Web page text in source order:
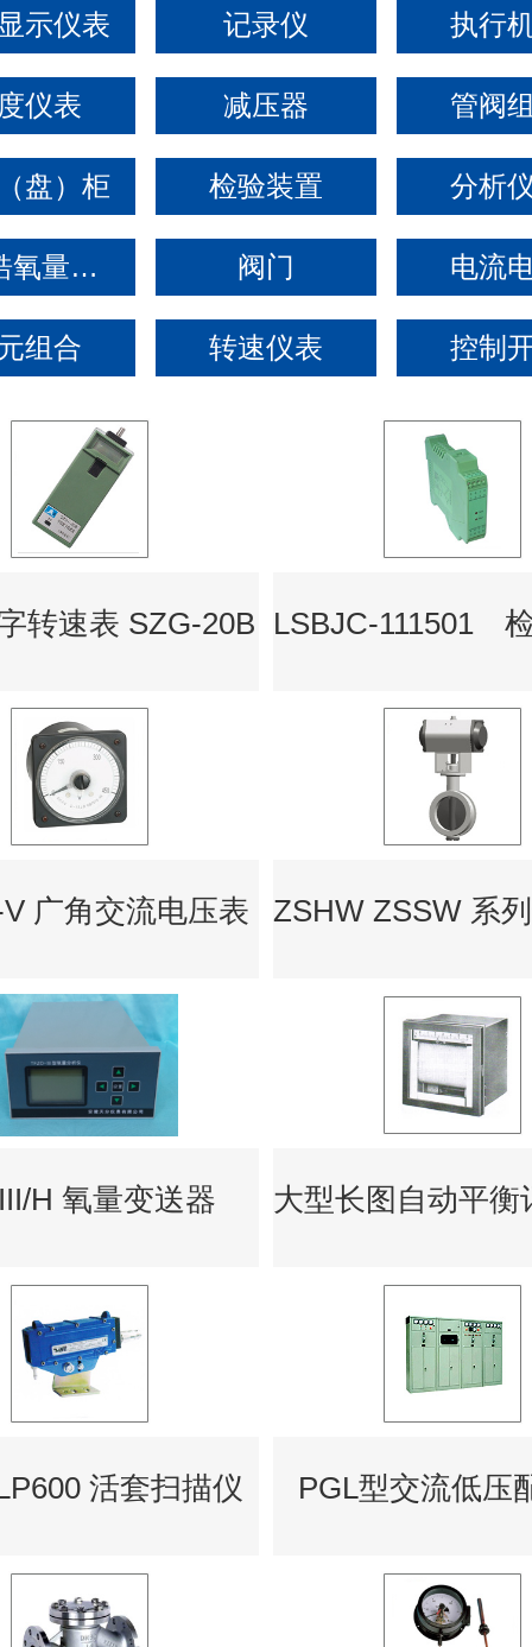
示仪表 记录仪 执行
仪表 减压器 管阀
盘）柜 检验装置 分析
氧化锆氧量分析仪 阀门 电流
组合 转速仪表 控制
转速表 SZG-20B
广角交流电压表
H 氧量变送器
活套扫描仪 PGL型交流低压